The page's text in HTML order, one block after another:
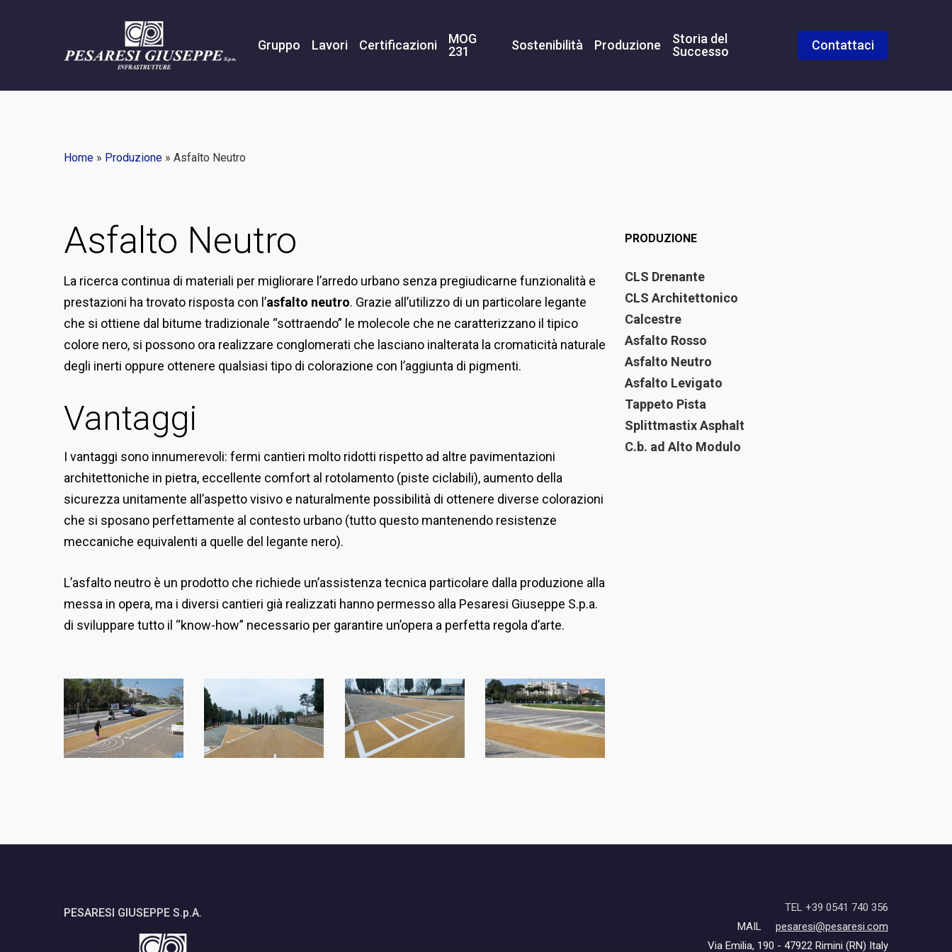
Gruppo Lavori Certificazioni
MOG
231
Sostenibilità Produzione
Storia del
Successo
Contattaci
Home » Produzione » Asfalto Neutro
Asfalto Neutro
La ricerca continua di materiali per migliorare l’arredo urbano senza pregiudicarne funzionalità e
prestazioni ha trovato risposta con l’asfalto neutro. Grazie all’utilizzo di un particolare legante
che si ottiene dal bitume tradizionale “sottraendo” le molecole che ne caratterizzano il tipico
colore nero, si possono ora realizzare conglomerati che lasciano inalterata la cromaticità naturale
degli inerti oppure ottenere qualsiasi tipo di colorazione con l’aggiunta di pigmenti.
Vantaggi
I vantaggi sono innumerevoli: fermi cantieri molto ridotti rispetto ad altre pavimentazioni
architettoniche in pietra, eccellente comfort al rotolamento (piste ciclabili), aumento della
sicurezza unitamente all’aspetto visivo e naturalmente possibilità di ottenere diverse colorazioni
che si sposano perfettamente al contesto urbano (tutto questo mantenendo resistenze
meccaniche equivalenti a quelle del legante nero).
L’asfalto neutro è un prodotto che richiede un’assistenza tecnica particolare dalla produzione alla
messa in opera, ma i diversi cantieri già realizzati hanno permesso alla Pesaresi Giuseppe S.p.a.
di sviluppare tutto il “know-how” necessario per garantire un’opera a perfetta regola d’arte.
PRODUZIONE
CLS Drenante
CLS Architettonico
Calcestre
Asfalto Rosso
Asfalto Neutro
Asfalto Levigato
Tappeto Pista
Splittmastix Asphalt
C.b. ad Alto Modulo
PESARESI GIUSEPPE S.p.A.
TEL +39 0541 740 356
MAIL pesaresi@pesaresi.com
Via Emilia, 190 - 47922 Rimini (RN) Italy